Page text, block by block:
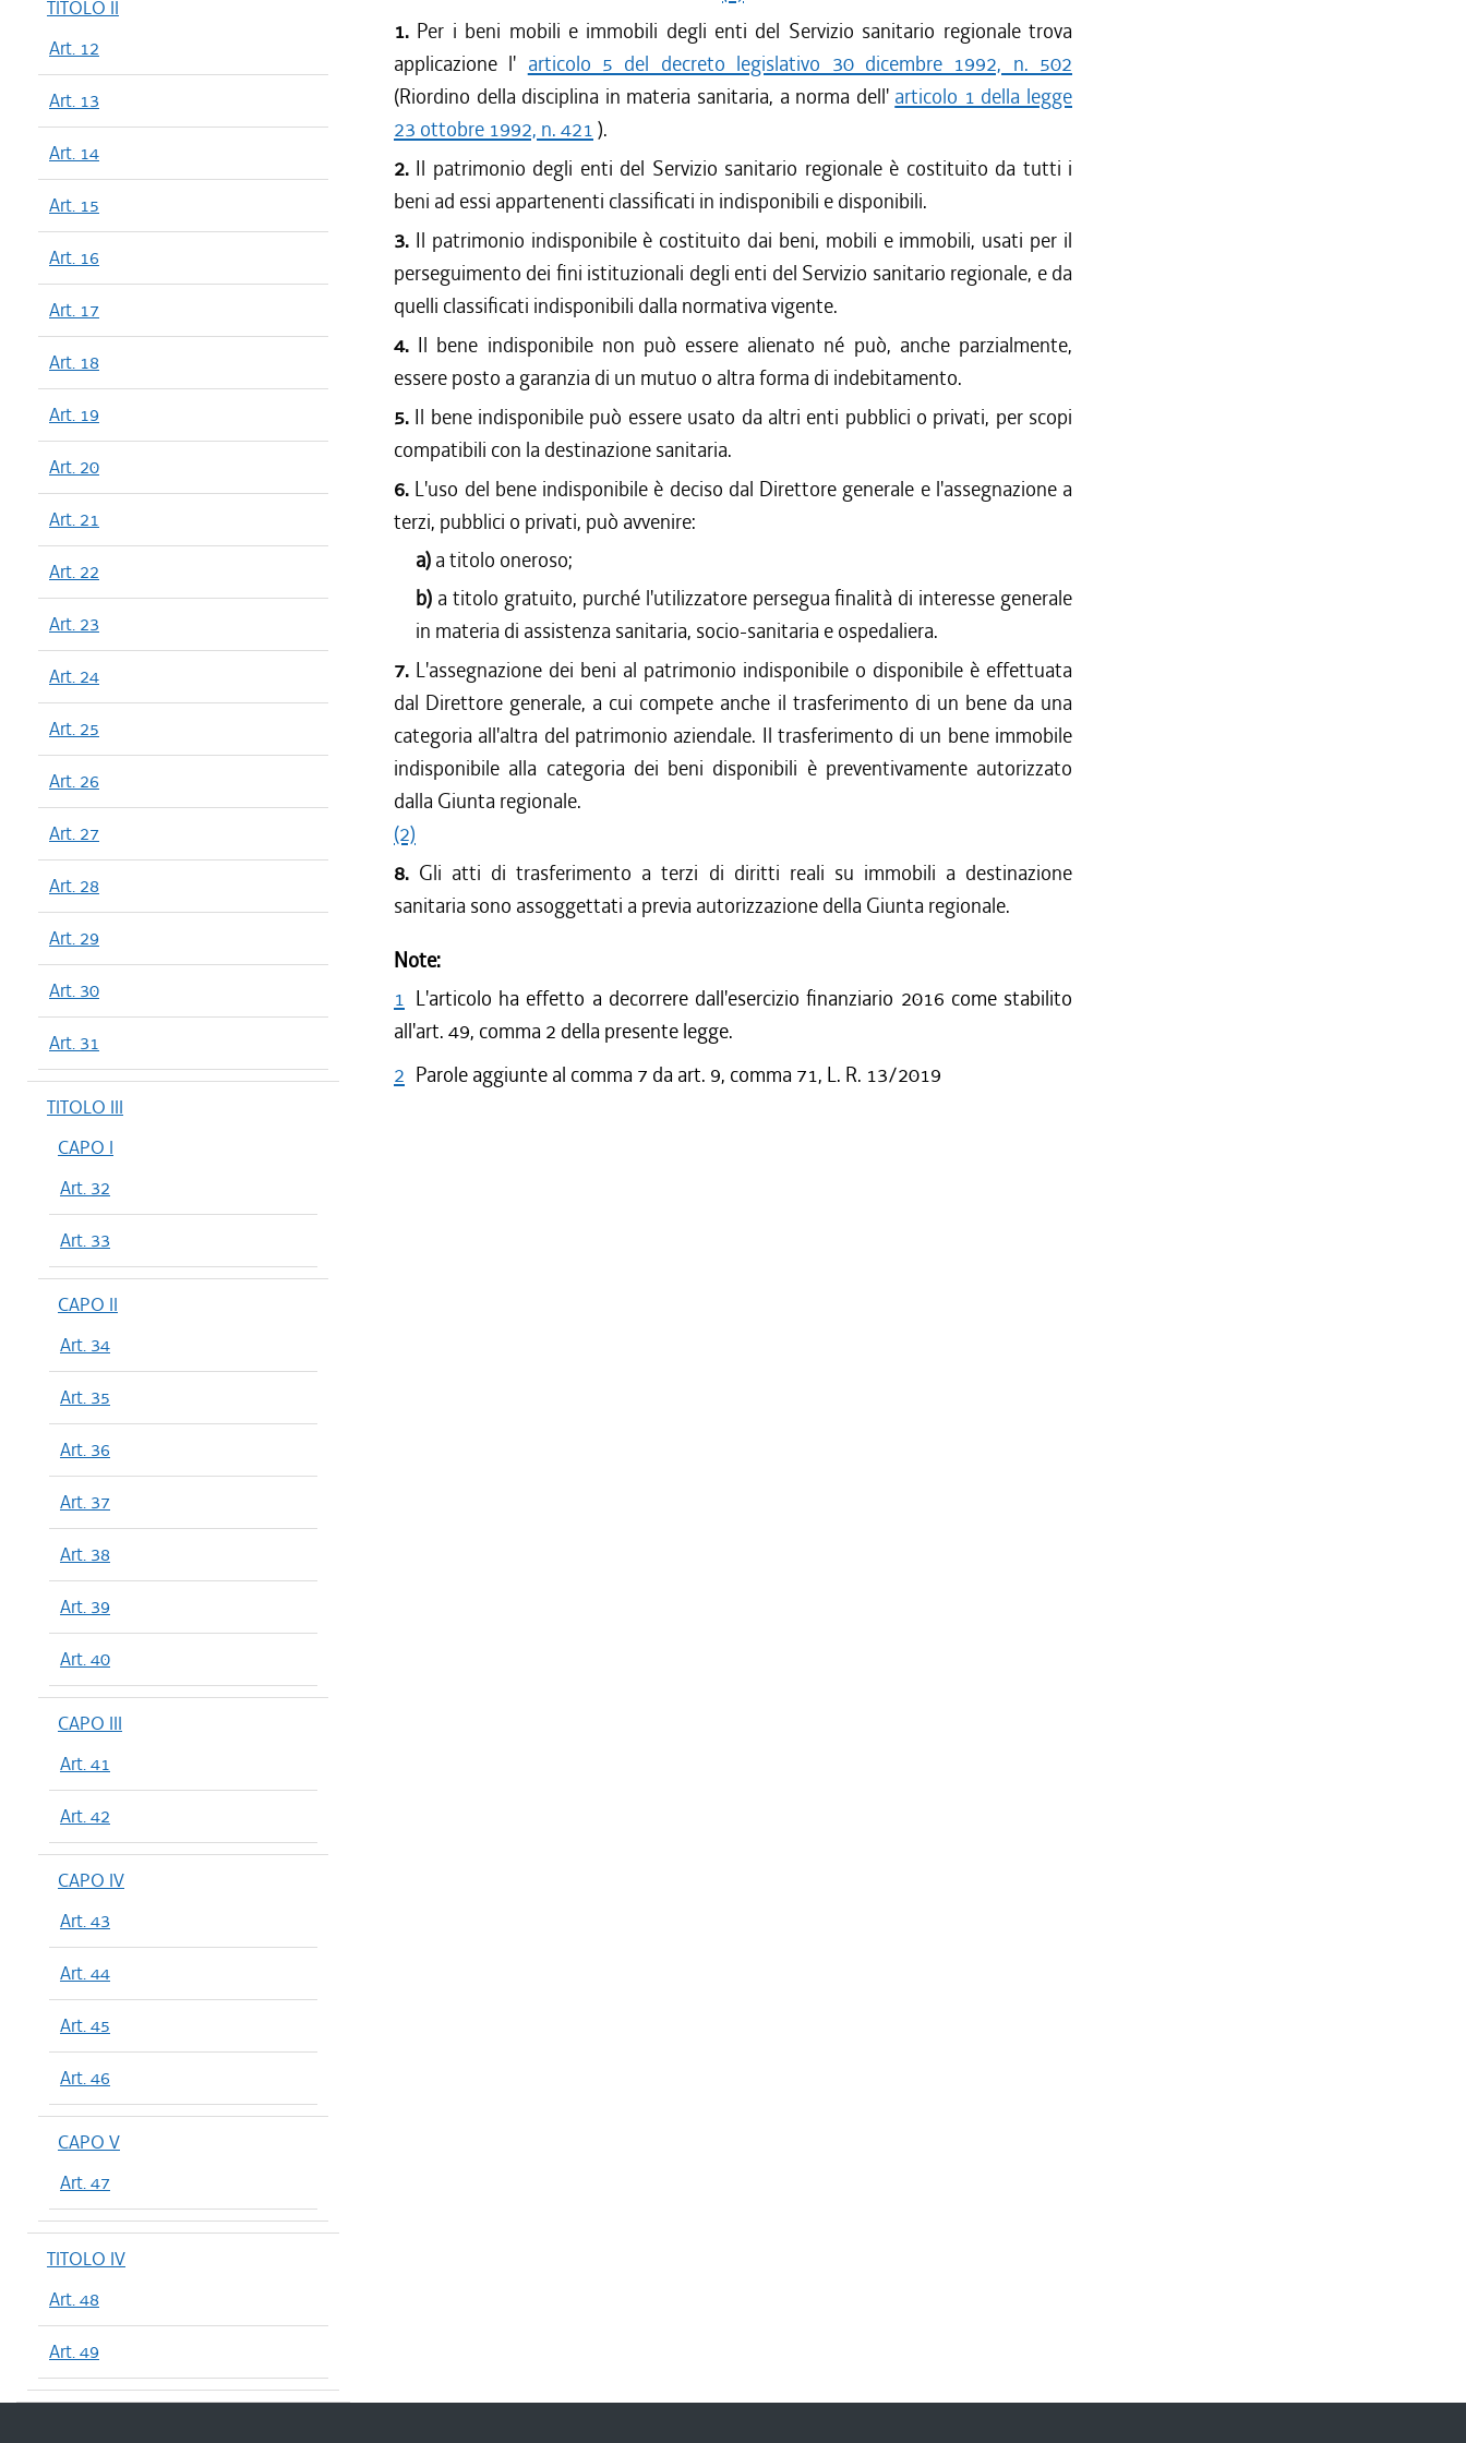
TITOLO II
Art. 12
Art. 13
Art. 14
Art. 15
Art. 16
Art. 17
Art. 18
Art. 19
Art. 20
Art. 21
Art. 22
Art. 23
Art. 24
Art. 25
Art. 26
Art. 27
Art. 28
Art. 29
Art. 30
Art. 31
TITOLO III
CAPO I
Art. 32
Art. 33
CAPO II
Art. 34
Art. 35
Art. 36
Art. 37
Art. 38
Art. 39
Art. 40
CAPO III
Art. 41
Art. 42
CAPO IV
Art. 43
Art. 44
Art. 45
Art. 46
CAPO V
Art. 47
TITOLO IV
Art. 48
Art. 49
1. Per i beni mobili e immobili degli enti del Servizio sanitario regionale trova
applicazione l' articolo 5 del decreto legislativo 30 dicembre 1992, n. 502
(Riordino della disciplina in materia sanitaria, a norma dell' articolo 1 della legge
23 ottobre 1992, n. 421 ).
2. Il patrimonio degli enti del Servizio sanitario regionale è costituito da tutti i
beni ad essi appartenenti classificati in indisponibili e disponibili.
3. Il patrimonio indisponibile è costituito dai beni, mobili e immobili, usati per il
perseguimento dei fini istituzionali degli enti del Servizio sanitario regionale, e da
quelli classificati indisponibili dalla normativa vigente.
4. Il bene indisponibile non può essere alienato né può, anche parzialmente,
essere posto a garanzia di un mutuo o altra forma di indebitamento.
5. Il bene indisponibile può essere usato da altri enti pubblici o privati, per scopi
compatibili con la destinazione sanitaria.
6. L'uso del bene indisponibile è deciso dal Direttore generale e l'assegnazione a
terzi, pubblici o privati, può avvenire:
a) a titolo oneroso;
b) a titolo gratuito, purché l'utilizzatore persegua finalità di interesse generale
in materia di assistenza sanitaria, socio-sanitaria e ospedaliera.
7. L'assegnazione dei beni al patrimonio indisponibile o disponibile è effettuata
dal Direttore generale, a cui compete anche il trasferimento di un bene da una
categoria all'altra del patrimonio aziendale. Il trasferimento di un bene immobile
indisponibile alla categoria dei beni disponibili è preventivamente autorizzato
dalla Giunta regionale.
(2)
8. Gli atti di trasferimento a terzi di diritti reali su immobili a destinazione
sanitaria sono assoggettati a previa autorizzazione della Giunta regionale.
Note:
1 L'articolo ha effetto a decorrere dall'esercizio finanziario 2016 come stabilito
all'art. 49, comma 2 della presente legge.
2 Parole aggiunte al comma 7 da art. 9, comma 71, L. R. 13/2019